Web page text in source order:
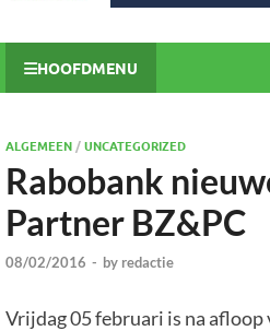
HOOFDMENU
ALGEMEEN/UNCATEGORIZED
Rabobank
Partner BZ&PC
08/02/2016 - by redactie
Vrijdag 05 februari is na afloop